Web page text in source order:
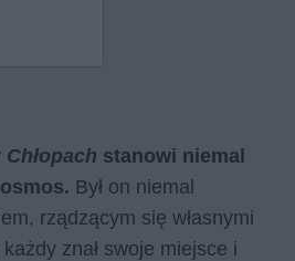
Chłopach stanowi niemal
Był on niemal
rządzącym się własnymi
znał swoje miejsce i